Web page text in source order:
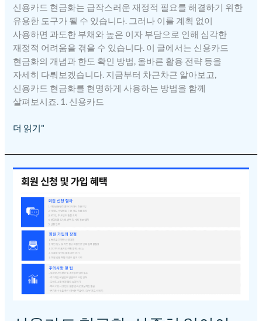
신용카드 현금화는 급작스러운 재정적 필요를 해결하기 위한
유용한 도구가 될 수 있습니다. 그러나 이를 계획 없이
사용하면 과도한 부채와 높은 이자 부담으로 인해 심각한
재정적 어려움을 겪을 수 있습니다. 이 글에서는 신용카드
현금화의 개념과 한도 확인 방법, 올바른 활용 전략 등을
자세히 다뤄보겠습니다. 지금부터 차근차근 알아보고,
신용카드 현금화를 현명하게 사용하는 방법을 함께
살펴보시죠. 1. 신용카드
더 읽기"
현금화,
신중히
알아야
할
2가지